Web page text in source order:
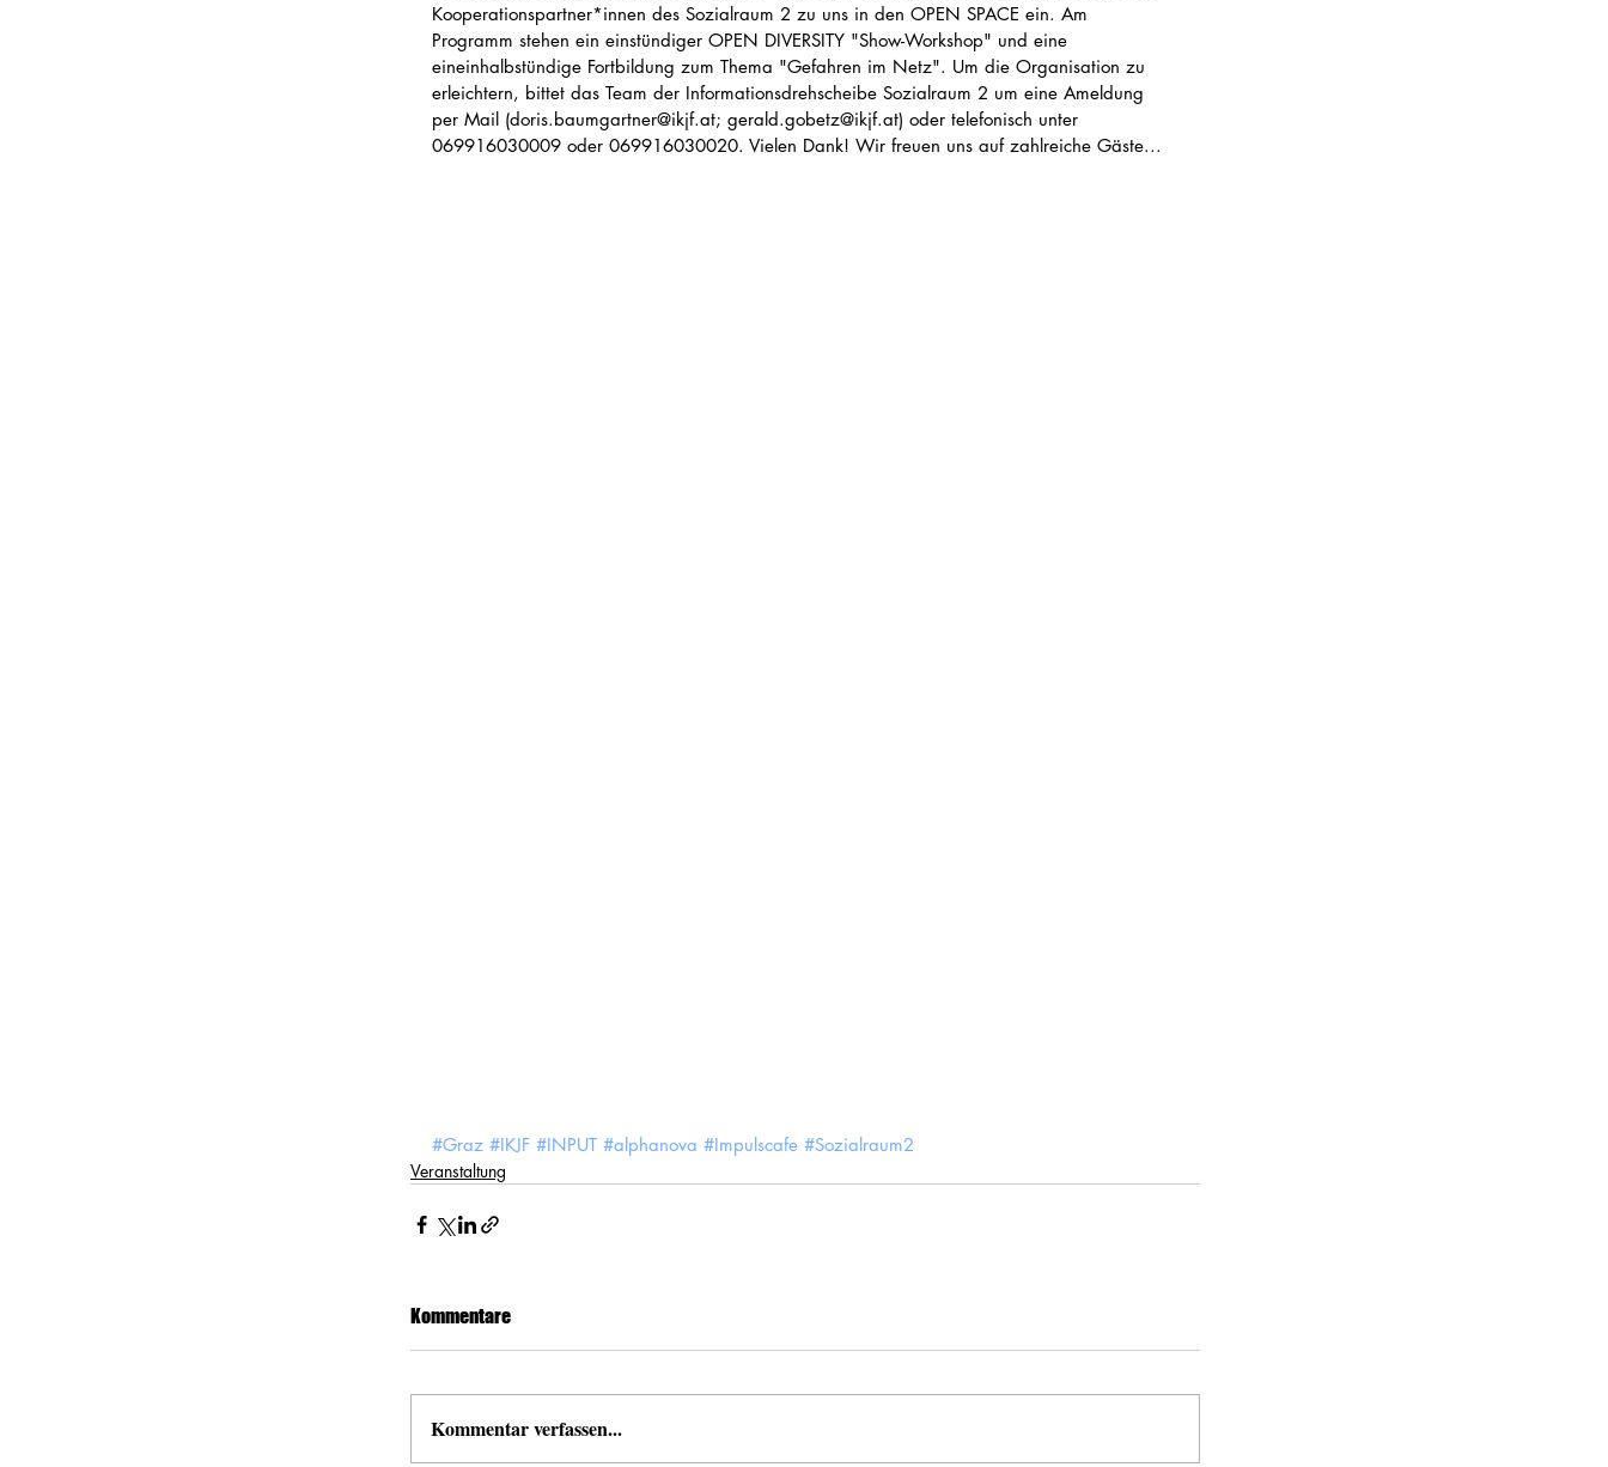
Kooperationspartner*innen des Sozialraum 2 zu uns in den OPEN SPACE ein. Am
Programm stehen ein einstündiger OPEN DIVERSITY "Show-Workshop" und eine
eineinhalbstündige Fortbildung zum Thema "Gefahren im Netz". Um die Organisation zu
erleichtern, bittet das Team der Informationsdrehscheibe Sozialraum 2 um eine Ameldung
per Mail (doris.baumgartner@ikjf.at; gerald.gobetz@ikjf.at) oder telefonisch unter
069916030009 oder 069916030020. Vielen Dank! Wir freuen uns auf zahlreiche Gäste...
#Graz #IKJF #INPUT #alphanova #Impulscafe #Sozialraum2
Veranstaltung
Kommentare
Kommentar verfassen...